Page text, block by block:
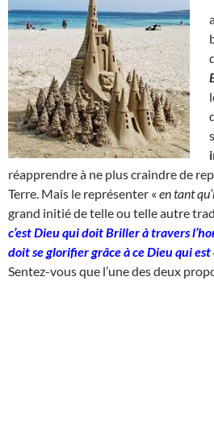
réapprendre à ne plus craindre de
Terre. Mais le représenter « en tant
grand initié de telle ou telle autre
c’est Dieu qui doit Briller à travers
doit se glorifier grâce à ce Dieu qui est
Sentez-vous que l’une des deux